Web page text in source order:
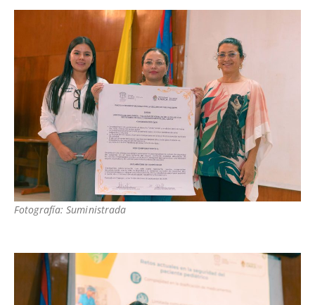
Fotografía: Suministrada